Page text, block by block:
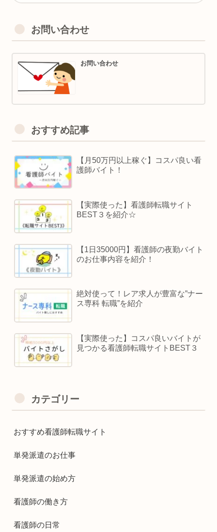
お問い合わせ
お問い合わせ
おすすめ記事
【月50万円以上稼ぐ】コスパ良い看
護師バイト！
【実際使った】看護師転職サイト
BEST３を紹介☆
【1日35000円】看護師の夜勤バイト
のお仕事内容を紹介！
絶対使って！レア求人が豊富な”ナー
ス専科 転職”を紹介
【実際使った】コスパ良いバイトが
見つかる看護師転職サイトBEST３
カテゴリー
おすすめ看護師転職サイト
単発派遣のお仕事
単発派遣の始め方
看護師の働き方
看護師の日常